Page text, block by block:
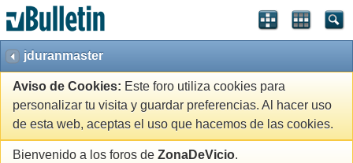
jduranmaster
Aviso de Cookies: Este foro utiliza cookies para
personalizar tu visita y guardar preferencias. Al hacer uso
de esta web, aceptas el uso que hacemos de las cookies.
Bienvenido a los foros de ZonaDeVicio.